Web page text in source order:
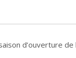
d’ouverture